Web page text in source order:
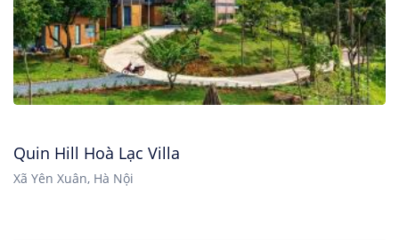
Quin Hill Hoà Lạc Villa
Xã Yên Xuân, Hà Nội